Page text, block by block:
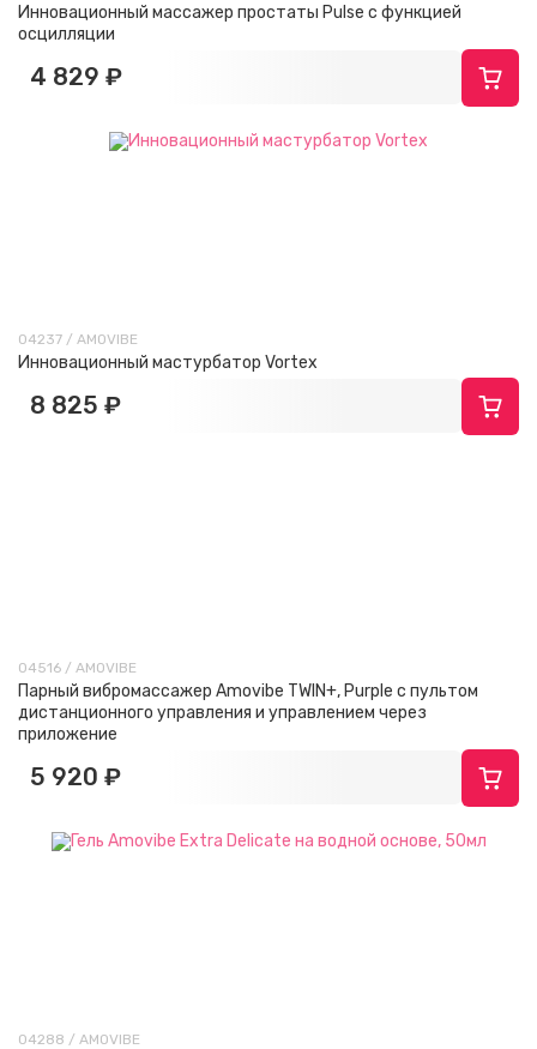
Инновационный масcажер простаты Pulse с функцией
осцилляции
4 829 ₽
04237 / AMOVIBE
Инновационный мастурбатор Vortex
8 825 ₽
04516 / AMOVIBE
Парный вибромассажер Amovibe TWIN+, Purple с пультом
дистанционного управления и управлением через
приложение
5 920 ₽
04288 / AMOVIBE